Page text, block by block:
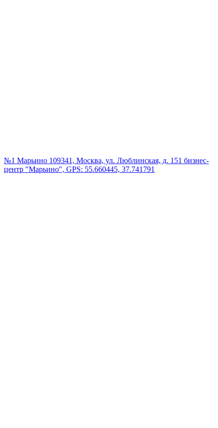
№1 Марьино 109341, Москва, ул. Люблинская, д. 151 бизнес-
центр "Марьино", GPS: 55.660445, 37.741791